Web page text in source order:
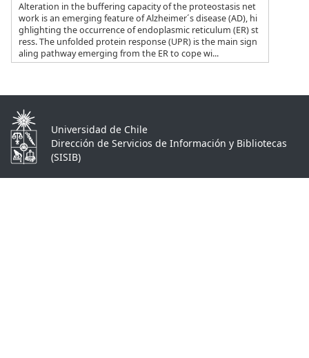
Alteration in the buffering capacity of the proteostasis net
work is an emerging feature of Alzheimer´s disease (AD), hi
ghlighting the occurrence of endoplasmic reticulum (ER) st
ress. The unfolded protein response (UPR) is the main sign
aling pathway emerging from the ER to cope wi...
Universidad de Chile
Dirección de Servicios de Información y Bibliotecas
(SISIB)